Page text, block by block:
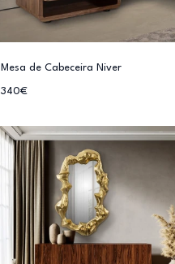
Mesa de Cabeceira Niver
340€